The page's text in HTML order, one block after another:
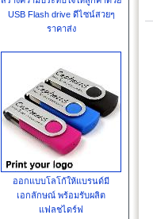
USB Flash drive ดีไซน์สวยๆ
ราคาส่ง
ออกแบบโลโก้ให้แบรนด์มี
เอกลักษณ์ พร้อมรับผลิต
แฟลชไดร์ฟ